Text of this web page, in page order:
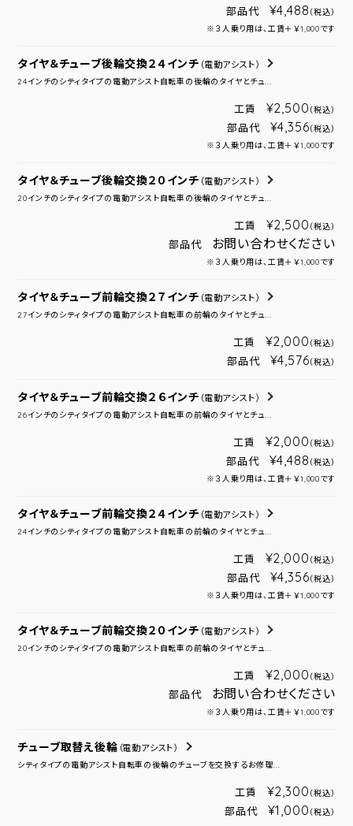
部品代 ¥4,488 （税込）
※３人乗り用は、工賃＋￥1,000です
タイヤ＆チューブ後輪交換２４インチ （電動アシスト）
24インチのシティタイプの電動アシスト自転車の後輪のタイヤとチュ...
工賃 ¥2,500 （税込）
部品代 ¥4,356（税込）
※３人乗り用は、工賃＋￥1,000です
タイヤ＆チューブ後輪交換２０インチ （電動アシスト）
20インチのシティタイプの電動アシスト自転車の後輪のタイヤとチュ...
工賃 ¥2,500 （税込）
部品代 お問い合わせください
※３人乗り用は、工賃＋￥1,000です
タイヤ＆チューブ前輪交換２７インチ （電動アシスト）
27インチのシティタイプの電動アシスト自転車の前輪のタイヤとチュ...
工賃 ¥2,000 （税込）
部品代 ¥4,576（税込）
タイヤ＆チューブ前輪交換２６インチ （電動アシスト）
26インチのシティタイプの電動アシスト自転車の前輪のタイヤとチュ...
工賃 ¥2,000 （税込）
部品代 ¥4,488 （税込）
※３人乗り用は、工賃＋￥1,000です
タイヤ＆チューブ前輪交換２４インチ （電動アシスト）
24インチのシティタイプの電動アシスト自転車の前輪のタイヤとチュ...
工賃 ¥2,000 （税込）
部品代 ¥4,356（税込）
※３人乗り用は、工賃＋￥1,000です
タイヤ＆チューブ前輪交換２０インチ （電動アシスト）
20インチのシティタイプの電動アシスト自転車の前輪のタイヤとチュ...
工賃 ¥2,000 （税込）
部品代 お問い合わせください
※３人乗り用は、工賃＋￥1,000です
チューブ取替え後輪 （電動アシスト）
シティタイプの電動アシスト自転車の後輪のチューブを交換するお修理...
工賃 ¥2,300 （税込）
部品代 ¥1,000 （税込）